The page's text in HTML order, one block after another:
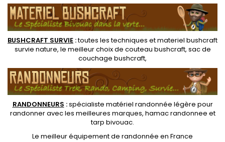
BUSHCRAFT SURVIE :toutes les techniques etmateriel bushcraft
survie nature, le meilleur choix de couteau bushcraft, sac de
couchage bushcraft,
RANDONNEURS :spécialiste matériel randonnée légère pour
randonner avec les meilleures marques, hamac randonnee et
tarp bivouac.
Le meilleur équipement de randonnée en France